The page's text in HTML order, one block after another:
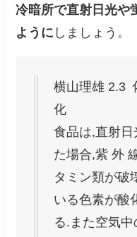
冷暗所で直射日光や
ように しましょう。
横山理雄 2.3
化
食品は,直射日
た場合,紫 外
タミン類が破
いる色素が酸
る.また空気